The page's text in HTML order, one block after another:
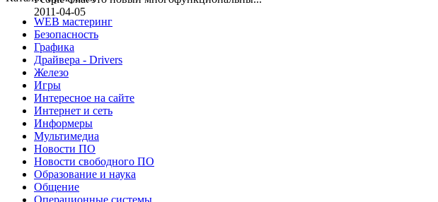
2011-04-05
WEB мастеринг
Безопасность
Графика
Драйвера - Drivers
Железо
Игры
Интересное на сайте
Интернет и сеть
Информеры
Мультимедиа
Новости ПО
Новости свободного ПО
Образование и наука
Общение